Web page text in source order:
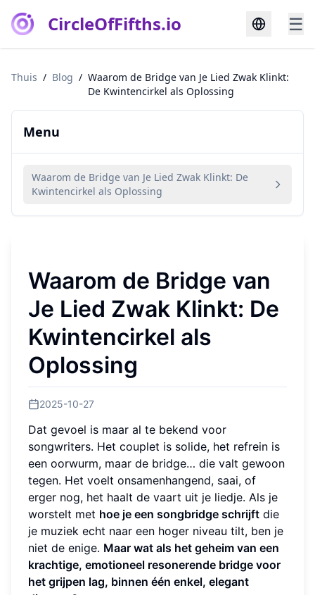
CircleOfFifths.io ☰
Thuis / Blog / Waarom de Bridge van Je Lied Zwak Klinkt:
De Kwintencirkel als Oplossing
Menu
Waarom de Bridge van Je Lied Zwak Klinkt: De
Kwintencirkel als Oplossing
Waarom de Bridge van
Je Lied Zwak Klinkt: De
Kwintencirkel als
Oplossing
2025-10-27
Dat gevoel is maar al te bekend voor
songwriters. Het couplet is solide, het refrein is
een oorwurm, maar de bridge… die valt gewoon
tegen. Het voelt onsamenhangend, saai, of
erger nog, het haalt de vaart uit je liedje. Als je
worstelt met hoe je een songbridge schrijft die
je muziek echt naar een hoger niveau tilt, ben je
niet de enige. Maar wat als het geheim van een
krachtige, emotioneel resonerende bridge voor
het grijpen lag, binnen één enkel, elegant